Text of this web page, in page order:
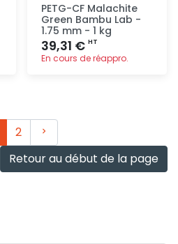
PETG-CF Malachite
Green Bambu Lab -
1.75 mm - 1 kg
39,31 € HT
En cours de réappro.
2
Suivant
Retour au début de la page